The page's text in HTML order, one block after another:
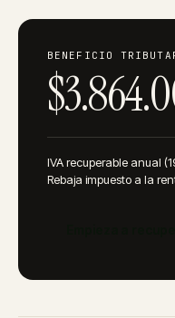
BENEFICIO
$
IVA recuperable anual
Rebaja impuesto a la